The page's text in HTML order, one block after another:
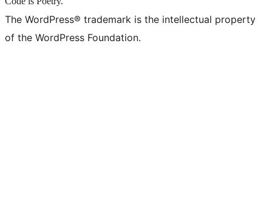
The WordPress® trademark is the intellectual property
of the WordPress Foundation.